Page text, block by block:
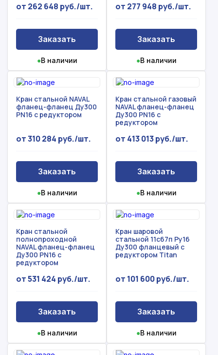
от 262 648 руб./шт.
Заказать
●В наличии
от 277 948 руб./шт.
Заказать
●В наличии
Кран стальной NAVAL
фланец-фланец Ду300
PN16 с редуктором
от 310 284 руб./шт.
Заказать
●В наличии
Кран стальной газовый
NAVAL фланец-фланец
Ду300 PN16 с
редуктором
от 413 013 руб./шт.
Заказать
●В наличии
Кран стальной
полнопроходной
NAVAL фланец-фланец
Ду300 PN16 с
редуктором
от 531 424 руб./шт.
Заказать
●В наличии
Кран шаровой
стальной 11с67п Ру16
Ду300 фланцевый с
редуктором Titan
от 101 600 руб./шт.
Заказать
●В наличии
Рассчитать смету
точный расчет сметы. Мы свяжемся с вами в
Оставьте номер
телефона
Предоставим бесплатную консультацию по
нашим товарам и актуальным ценам на
Форма отправлена,
спасибо!
Форма не отправлена!